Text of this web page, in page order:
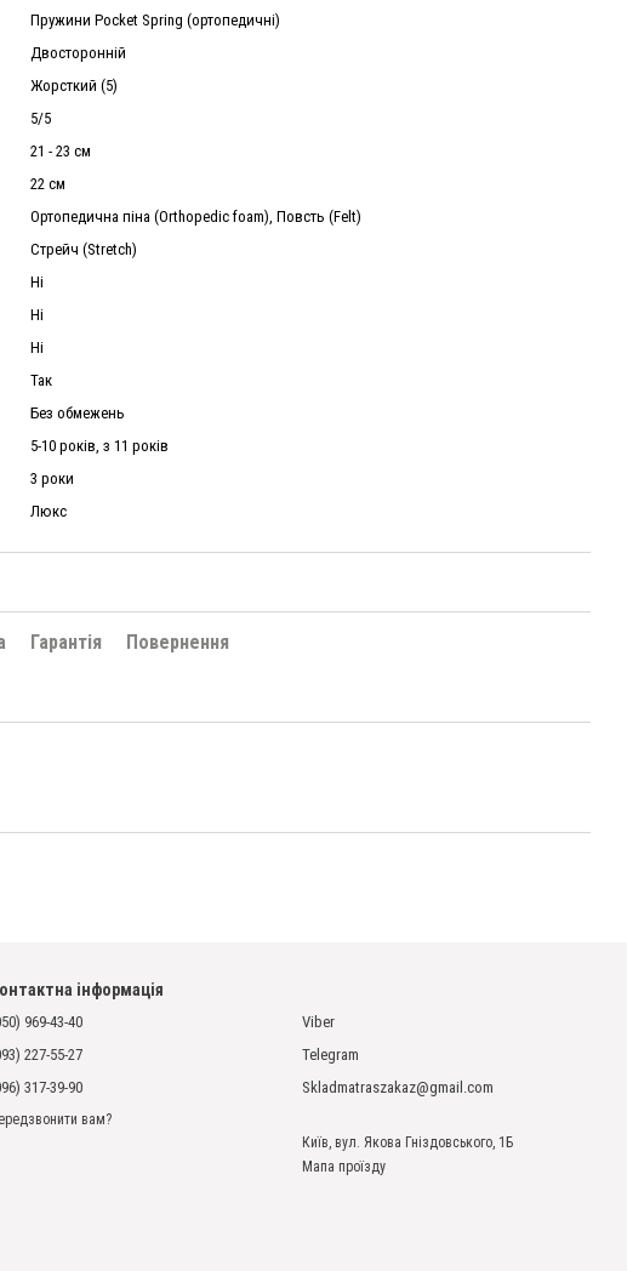
Пружини Pocket Spring (ортопедичні)
Двосторонній
Жорсткий (5)
5/5
21 - 23 см
22 см
Ортопедична піна (Orthopedic foam), Повсть (Felt)
Стрейч (Stretch)
Ні
Ні
Ні
Так
Без обмежень
5-10 років, з 11 років
3 роки
Люкс
Гарантія Повернення
інформація
969-43-40
227-55-27
317-39-90
вам?
Viber
Telegram
Skladmatraszakaz@gmail.com
Київ, вул. Якова Гніздовського, 1Б
Мапа проїзду